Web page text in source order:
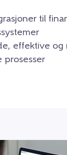
til
effektive og
prosesser